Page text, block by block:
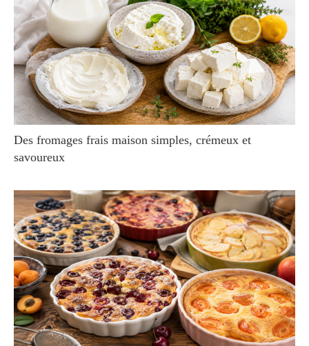
Des fromages frais maison simples, crémeux et
savoureux